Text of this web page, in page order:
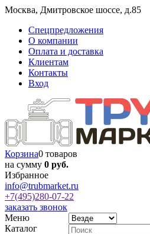
Москва, Дмитровское шоссе, д.85
Спецпредложения
О компании
Оплата и доставка
Клиентам
Контакты
Вход
Корзина0 товаров
на сумму 0 руб.
Избранное
info@trubmarket.ru
+7(495)280-07-22
заказать звонок
Меню
Каталог